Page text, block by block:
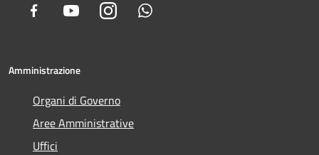
Facebook YoutubeInstagram
Amministrazione
Organi di Governo
Aree Amministrative
Uffici